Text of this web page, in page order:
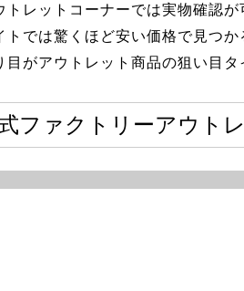
トレットコーナーでは実物確認が
トでは驚くほど安い価格で見つか
目がアウトレット商品の狙い目タ
ファクトリーアウト